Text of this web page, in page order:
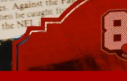
Skip
to
main
content